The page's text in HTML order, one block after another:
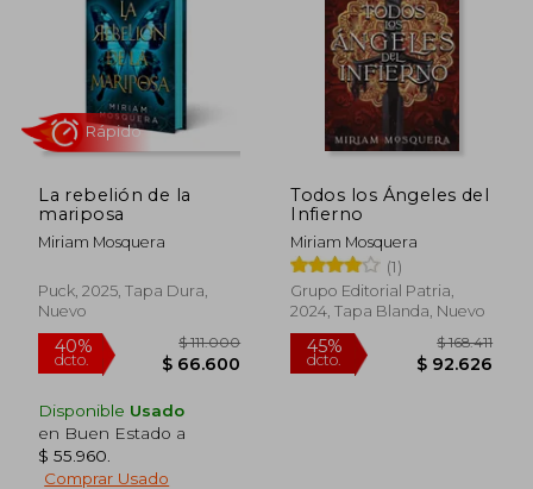
La rebelión de la
mariposa
Miriam Mosquera
Puck, 2025, Tapa Dura,
Nuevo
Disponible Usado
en Buen Estado a
$ 55.960
Comprar Usado
Todos los Ángeles del
Infierno
Miriam Mosquera
(1)
Grupo Editorial Patria,
2024, Tapa Blanda, Nuevo